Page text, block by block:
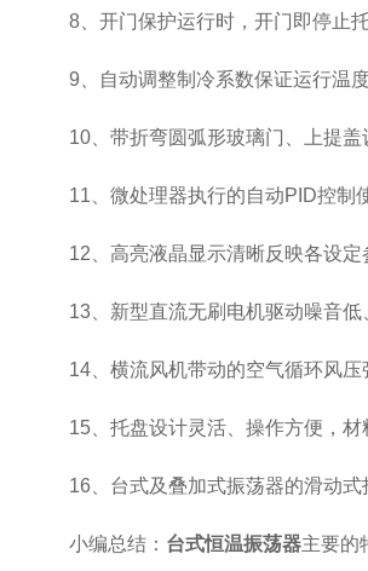
8、开门保护运行时，开门即停止托
9、自动调整制冷系数保证运行温度
10、带折弯圆弧形玻璃门、上提盖
11、微处理器执行的自动PID控制使
12、高亮液晶显示清晰反映各设定
13、新型直流无刷电机驱动噪音低
14、横流风机带动的空气循环风压
15、托盘设计灵活、操作方便，材
16、台式及叠加式振荡器的滑动式
小编总结： 台式恒温振荡器主要的